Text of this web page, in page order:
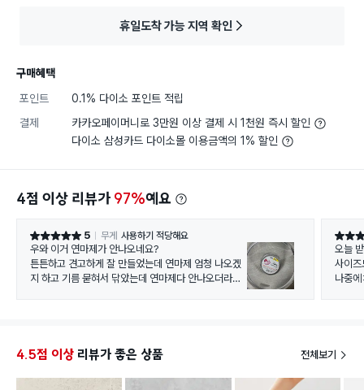
휴일도착 가능 지역 확인
구매혜택
포인트
0.1% 다이소 포인트 적립
결제
카카오페이머니로 3만원 이상 결제 시 1천원 즉시 할인
다이소 삼성카드 다이소몰 이용금액의 1% 할인
4점 이상 리뷰가 97%예요
별점 5점 5 무게 사용하기 적당해요
우와 이거 연마제가 안나오네요?
튼튼하고 견고하게 잘 만들었는데 연마제 엄청 나오겠
지 하고 기름 묻혀서 닦았는데 연마제다 안나오더라고
별점 5
사이
나중
4.5점 이상 리뷰가 좋은 상품 전체보기